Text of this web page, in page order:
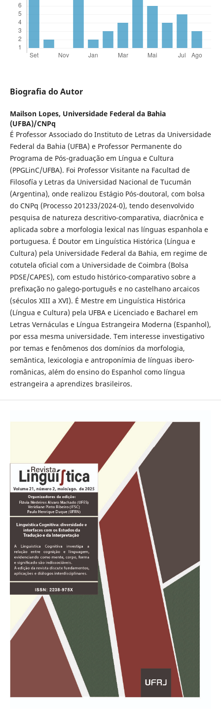
Biografia do Autor
Mailson Lopes, Universidade Federal da Bahia
(UFBA)/CNPq
É Professor Associado do Instituto de Letras da Universidade
Federal da Bahia (UFBA) e Professor Permanente do
Programa de Pós-graduação em Língua e Cultura
(PPGLinC/UFBA). Foi Professor Visitante na Facultad de
Filosofía y Letras da Universidad Nacional de Tucumán
(Argentina), onde realizou Estágio Pós-doutoral, com bolsa
do CNPq (Processo 201233/2024-0), tendo desenvolvido
pesquisa de natureza descritivo-comparativa, diacrônica e
aplicada sobre a morfologia lexical nas línguas espanhola e
portuguesa. É Doutor em Linguística Histórica (Língua e
Cultura) pela Universidade Federal da Bahia, em regime de
cotutela oficial com a Universidade de Coimbra (Bolsa
PDSE/CAPES), com estudo histórico-comparativo sobre a
prefixação no galego-português e no castelhano arcaicos
(séculos XIII a XVI). É Mestre em Linguística Histórica
(Língua e Cultura) pela UFBA e Licenciado e Bacharel em
Letras Vernáculas e Língua Estrangeira Moderna (Espanhol),
por essa mesma universidade. Tem interesse investigativo
por temas e fenômenos dos domínios da morfologia,
semântica, lexicologia e antroponímia de línguas ibero-
românicas, além do ensino do Espanhol como língua
estrangeira a aprendizes brasileiros.